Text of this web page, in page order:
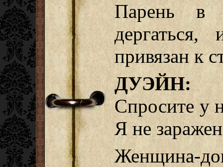
Парень в
привязан к
ДУЭЙН:
Спросите у
Я не
Женщина-